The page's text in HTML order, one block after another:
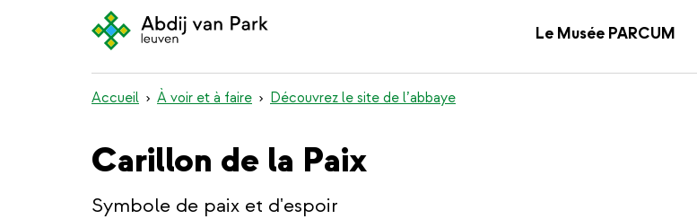
Le Musée PARCUM
Accueil À voir et à faire Découvrez le site de l’abbaye
Carillon de la Paix
Symbole de paix et d'espoir